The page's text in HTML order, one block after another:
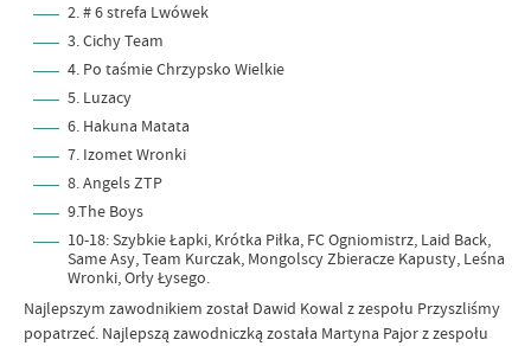
2. # 6 strefa Lwówek
3. Cichy Team
4. Po taśmie Chrzypsko Wielkie
5. Luzacy
6. Hakuna Matata
7. Izomet Wronki
8. Angels ZTP
9.The Boys
10-18: Szybkie Łapki, Krótka Piłka, FC Ogniomistrz, Laid Back,
Same Asy, Team Kurczak, Mongolscy Zbieracze Kapusty, Leśna
Wronki, Orły Łysego.
Najlepszym zawodnikiem został Dawid Kowal z zespołu Przyszliśmy
popatrzeć. Najlepszą zawodniczką została Martyna Pajor z zespołu